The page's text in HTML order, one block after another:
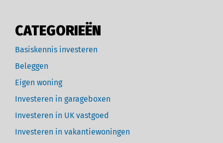
CATEGORIEËN
Basiskennis investeren
Beleggen
Eigen woning
Investeren in garageboxen
Investeren in UK vastgoed
Investeren in vakantiewoningen